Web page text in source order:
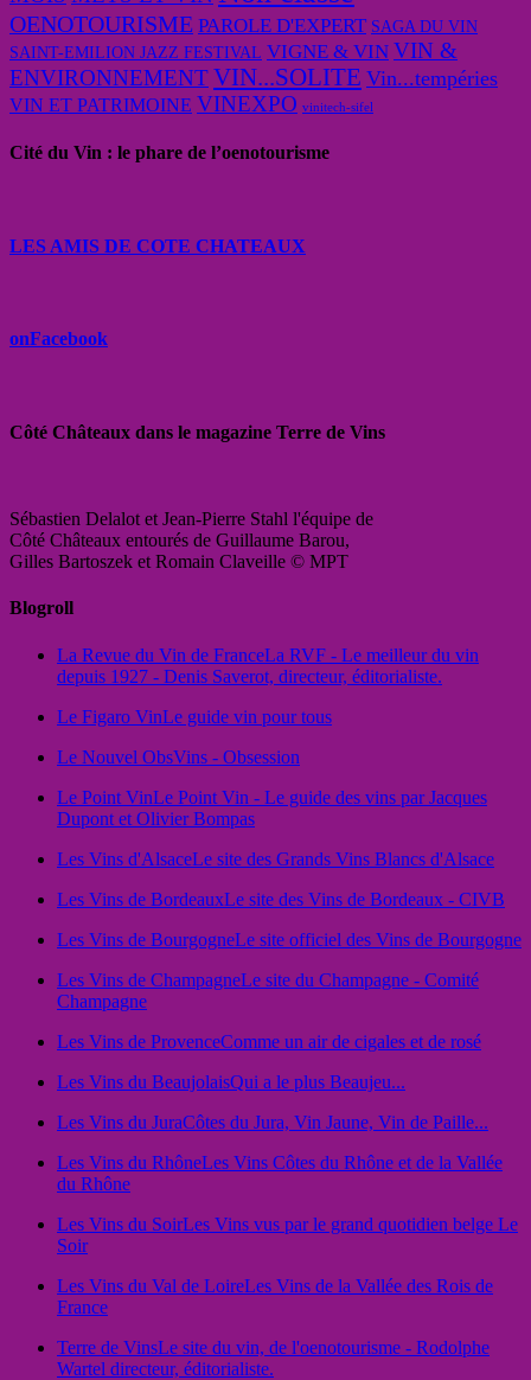
OENOTOURISME PAROLE D'EXPERT SAGA DU VIN
SAINT-EMILION JAZZ FESTIVAL VIGNE & VIN VIN &
ENVIRONNEMENTVIN...SOLITE Vin...tempéries
VIN ET PATRIMOINE VINEXPO vinitech-sifel
Cité du Vin : le phare de l’oenotourisme
LES AMIS DE COTE CHATEAUX
onFacebook
Côté Châteaux dans le magazine Terre de Vins
Sébastien Delalot et Jean-Pierre Stahl l'équipe de
Côté Châteaux entourés de Guillaume Barou,
Gilles Bartoszek et Romain Claveille © MPT
Blogroll
La Revue du Vin de FranceLa RVF - Le meilleur du vin
depuis 1927 - Denis Saverot, directeur, éditorialiste.
Le Figaro VinLe guide vin pour tous
Le Nouvel ObsVins - Obsession
Le Point VinLe Point Vin - Le guide des vins par Jacques
Dupont et Olivier Bompas
Les Vins d'AlsaceLe site des Grands Vins Blancs d'Alsace
Les Vins de BordeauxLe site des Vins de Bordeaux - CIVB
Les Vins de BourgogneLe site officiel des Vins de Bourgogne
Les Vins de ChampagneLe site du Champagne - Comité
Champagne
Les Vins de ProvenceComme un air de cigales et de rosé
Les Vins du BeaujolaisQui a le plus Beaujeu...
Les Vins du JuraCôtes du Jura, Vin Jaune, Vin de Paille...
Les Vins du RhôneLes Vins Côtes du Rhône et de la Vallée
du Rhône
Les Vins du SoirLes Vins vus par le grand quotidien belge Le
Soir
Les Vins du Val de LoireLes Vins de la Vallée des Rois de
France
Terre de VinsLe site du vin, de l'oenotourisme - Rodolphe
Wartel directeur, éditorialiste.